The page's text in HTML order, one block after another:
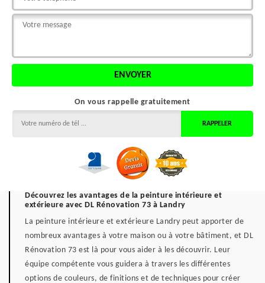
On vous rappelle gratuitement
Découvrez les avantages de la peinture intérieure et
extérieure avec DL Rénovation 73 à Landry
La peinture intérieure et extérieure Landry peut apporter de
nombreux avantages à votre maison ou à votre bâtiment, et DL
Rénovation 73 est là pour vous aider à les découvrir. Leur
équipe compétente vous guidera à travers les différentes
options de couleurs, de finitions et de techniques pour créer